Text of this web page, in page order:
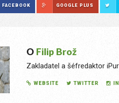
FACEBOOK GOOGLE PLUS
O Filip Brož
Zakladatel a šéfredaktor
WEBSITE TWITTER